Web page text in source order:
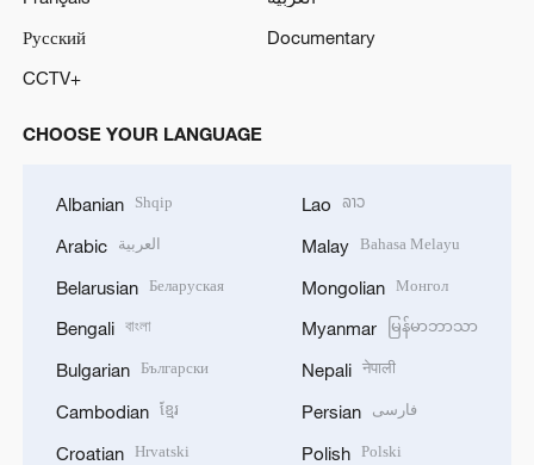
Русский
Documentary
CCTV+
CHOOSE YOUR LANGUAGE
Albanian Shqip
Arabic العربية
Belarusian Беларуская
Bengali বাংলা
Bulgarian Български
Cambodian ខ្មែរ
Croatian Hrvatski
Lao ລາວ
Malay Bahasa Melayu
Mongolian Монгол
Myanmar မြန်မာဘာသာ
Nepali नेपाली
Persian فارسی
Polish Polski